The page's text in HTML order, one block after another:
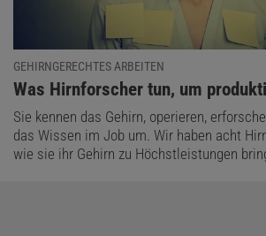
GEHIRNGERECHTES ARBEITEN
:
Was Hirnforscher tun, um
Sie kennen das Gehirn, operieren,
das Wissen im Job um. Wir haben acht
wie sie ihr Gehirn zu Höchstleistungen